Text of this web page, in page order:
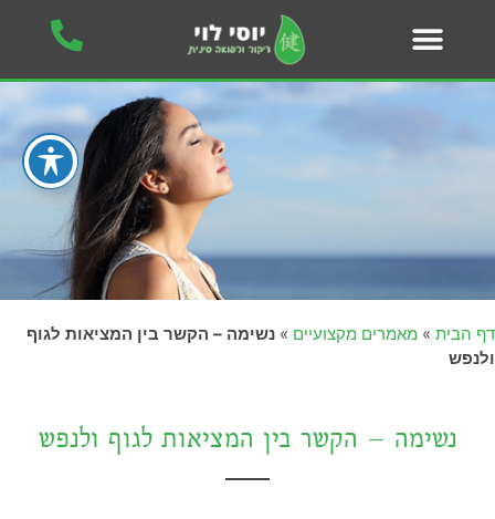
דף הבית » מאמרים מקצועיים » נשימה – הקשר בין המציאות לגוף
ולנפש
נשימה – הקשר בין המציאות לגוף ולנפש